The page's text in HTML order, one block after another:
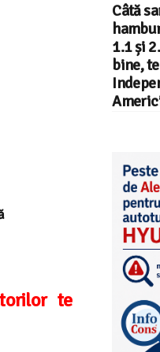
te
Câtă
1.1 și
bine,